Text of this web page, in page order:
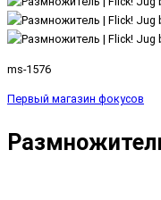
ms-1576
Первый магазин фокусов